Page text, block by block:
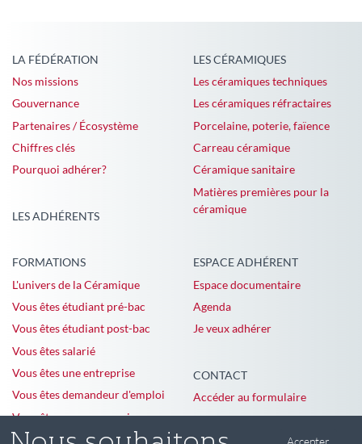
LA FÉDÉRATION
Nos missions
Gouvernance
Partenaires / Écosystème
Chiffres clés
Pourquoi adhérer?
LES CÉRAMIQUES
Les céramiques techniques
Les céramiques réfractaires
Porcelaine, poterie, faïence
Carreau céramique
Céramique sanitaire
Matières premières pour la
céramique
LES ADHÉRENTS
FORMATIONS
L'univers de la Céramique
Vous êtes étudiant pré-bac
Vous êtes étudiant post-bac
Vous êtes salarié
Vous êtes une entreprise
Vous êtes demandeur d'emploi
Vous êtes en reconversion
ESPACE ADHÉRENT
Espace documentaire
Agenda
Je veux adhérer
CONTACT
Accéder au formulaire
Accepter